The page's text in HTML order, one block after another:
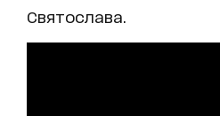
Святослава.